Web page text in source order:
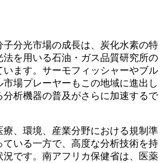
分光市場の成長は、炭化水素の特
を用いる石油・ガス品質研究所の
ます。サーモフィッシャーやブル
場プレーヤーもこの地域に進出し
析機器の普及がさらに加速するで
、環境、産業分野における規制準
いる一方で、高度な分析技術を持
です。南アフリカ保健省は、医薬